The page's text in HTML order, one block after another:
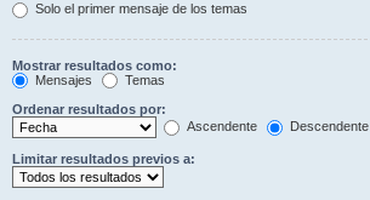
Solo el primer mensaje de los temas
Mostrar resultados como:
Mensajes
Temas
Ordenar resultados por:
Ascendente
Descendente
Limitar resultados previos a: